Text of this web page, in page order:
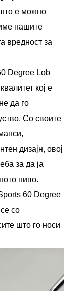
е можно
нашите
вредност за
Degree Lob
кој е
да го
Со своите
дизајн, овој
за да ја
ниво.
60 Degree
со
што го носи